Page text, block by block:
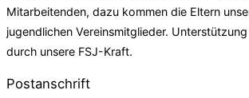
Mitarbeitenden, dazu kommen die Eltern
jugendlichen Vereinsmitglieder.
durch unsere FSJ-Kraft.
Postanschrift